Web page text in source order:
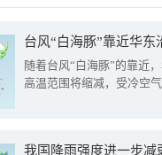
台风“白海豚”靠近华
随着台风“白海豚”的靠近
高温范围将缩减，受冷空